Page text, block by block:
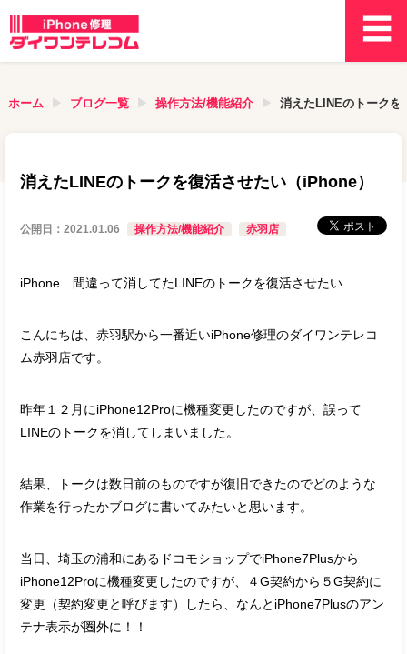
ホーム ブログ一覧 操作方法/機能紹介 消えたLINEのトーク
消えたLINEのトークを復活させたい（iPhone）
公開日：2021.01.06 操作方法/機能紹介 赤羽店
iPhone 間違って消してたLINEのトークを復活させたい
こんにちは、赤羽駅から一番近いiPhone修理のダイワンテレコ
ム赤羽店です。
昨年１２月にiPhone12Proに機種変更したのですが、誤って
LINEのトークを消してしまいました。
結果、トークは数日前のものですが復旧できたのでどのような
作業を行ったかブログに書いてみたいと思います。
当日、埼玉の浦和にあるドコモショップでiPhone7Plusから
iPhone12Proに機種変更したのですが、４G契約から５G契約に
変更（契約変更と呼びます）したら、なんとiPhone7Plusのアン
テナ表示が圏外に！！